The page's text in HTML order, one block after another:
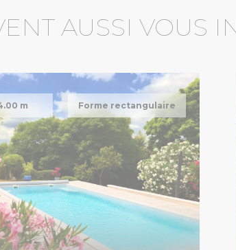
AUSSI VOUS
m Forme rectangulaire